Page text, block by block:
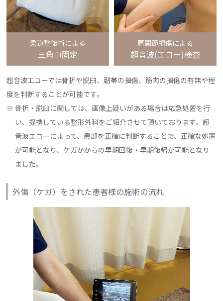
柔道整復術による
三角巾固定
肩関節損傷による
超音波(エコー)検査
超音波エコーでは骨折や脱臼、靭帯の損傷、筋肉の損傷の有無や程
度を判断することが可能です。
骨折・脱臼に関しては、画像上疑いがある場合は応急処置を行
い、提携している整形外科をご紹介させて頂いております。超
音波エコーによって、患部を正確に判断することで、正確な処置
が可能となり、ケガかからの早期回復・早期復帰が可能となり
ました。
外傷（ケガ）をされた患者様の施術の流れ